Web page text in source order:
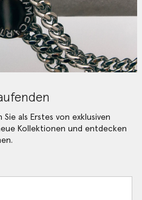
als Erstes von exklusiven
Kollektionen und entdecken